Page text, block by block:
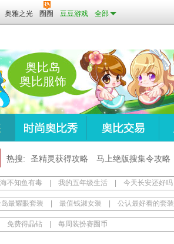
奥雅之光 圈圈 豆豆游戏 全部
奥比岛
奥比服饰
热搜: 圣精灵获得攻略 马上绝版搜集令攻略
不知鱼有毒 我的五年级生活 今天长安还好吗
最耀眼套装 最值钱淑女装 公认最好看的套装
免费得晶钻 每周装扮赛圈币